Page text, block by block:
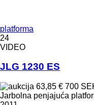
platforma
24
VIDEO
JLG 1230 ES
63,85 € 700
Jarbolna penjajuća